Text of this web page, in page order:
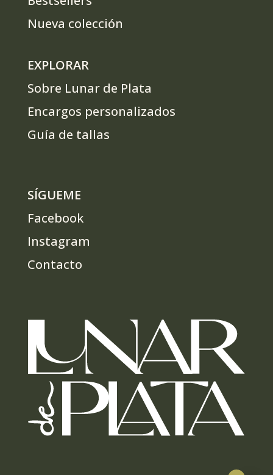
Nueva colección
EXPLORAR
Sobre Lunar de Plata
Encargos personalizados
Guía de tallas
SÍGUEME
Facebook
Instagram
Contacto